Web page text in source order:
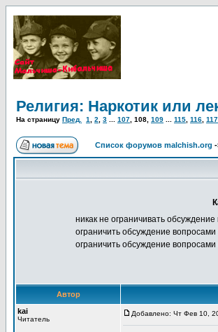
Религия: Наркотик или
На страницу Пред. 1 2 3 107 108 109 115 116 117
Список форумов malchish.org
никак не ограничивать
ограничить обсуждение
ограничить обсуждение вопросами
Автор
kai
Читатель
Добавлено: Чт Фев 10,